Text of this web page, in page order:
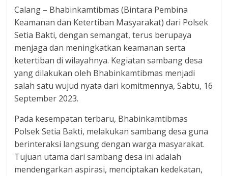
Calang – Bhabinkamtibmas (Bintara Pembina
Keamanan dan Ketertiban Masyarakat) dari Polsek
Setia Bakti, dengan semangat, terus berupaya
menjaga dan meningkatkan keamanan serta
ketertiban di wilayahnya. Kegiatan sambang desa
yang dilakukan oleh Bhabinkamtibmas menjadi
salah satu wujud nyata dari komitmennya, Sabtu, 16
September 2023.
Pada kesempatan terbaru, Bhabinkamtibmas
Polsek Setia Bakti, melakukan sambang desa guna
berinteraksi langsung dengan warga masyarakat.
Tujuan utama dari sambang desa ini adalah
mendengarkan aspirasi, menciptakan kedekatan,